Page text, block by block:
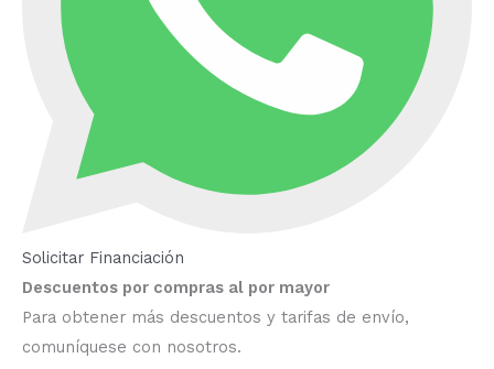
Solicitar Financiación
Descuentos por compras al por mayor
Para obtener más descuentos y tarifas de envío,
comuníquese con nosotros.